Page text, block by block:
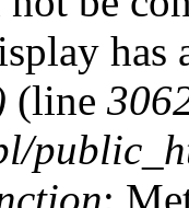
has
(line
: